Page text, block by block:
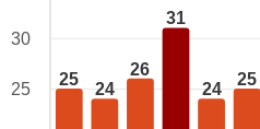
25
24
26
31
24
25
30
25